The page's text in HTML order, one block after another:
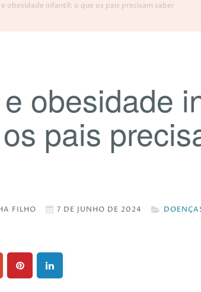
e obesidade infantil: o que os pais precisam saber
obesidade
pais
FILHO 7 DE JUNHO DE 2024